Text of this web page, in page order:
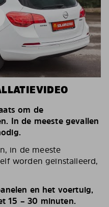
om de
In de meeste gevallen
in de meeste
worden geïnstalleerd,
en het voertuig,
15 – 30 minuten.